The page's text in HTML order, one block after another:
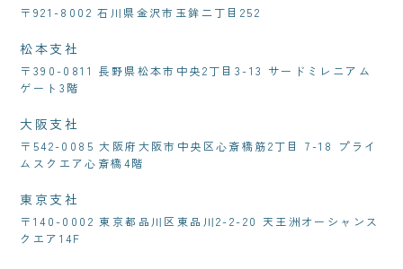
〒921-8002 石川県金沢市玉鉾二丁目252
松本支社
〒390-0811 長野県松本市中央2丁目3-13 サードミレニアム
ゲート3階
大阪支社
〒542-0085 大阪府大阪市中央区心斎橋筋2丁目 7-18 プライ
ムスクエア心斎橋4階
東京支社
〒140-0002 東京都品川区東品川2-2-20 天王洲オーシャンス
クエア14F